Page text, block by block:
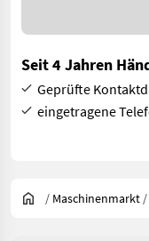
Seit 4 Jahren
Geprüfte
eingetragene
/ Maschinenmarkt /